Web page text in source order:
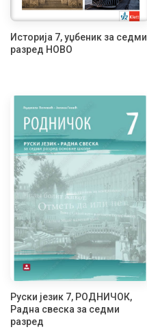
Историја 7, уџбеник за седми
разред НОВО
Руски језик 7, РОДНИЧОК,
Радна свеска за седми
разред